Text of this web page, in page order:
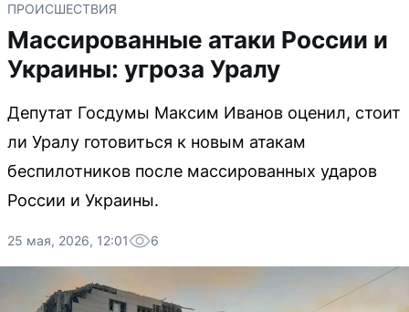
ПРОИСШЕСТВИЯ
Массированные атаки России и
Украины: угроза Уралу
Депутат Госдумы Максим Иванов оценил, стоит
ли Уралу готовиться к новым атакам
беспилотников после массированных ударов
России и Украины.
25 мая, 2026, 12:01 6